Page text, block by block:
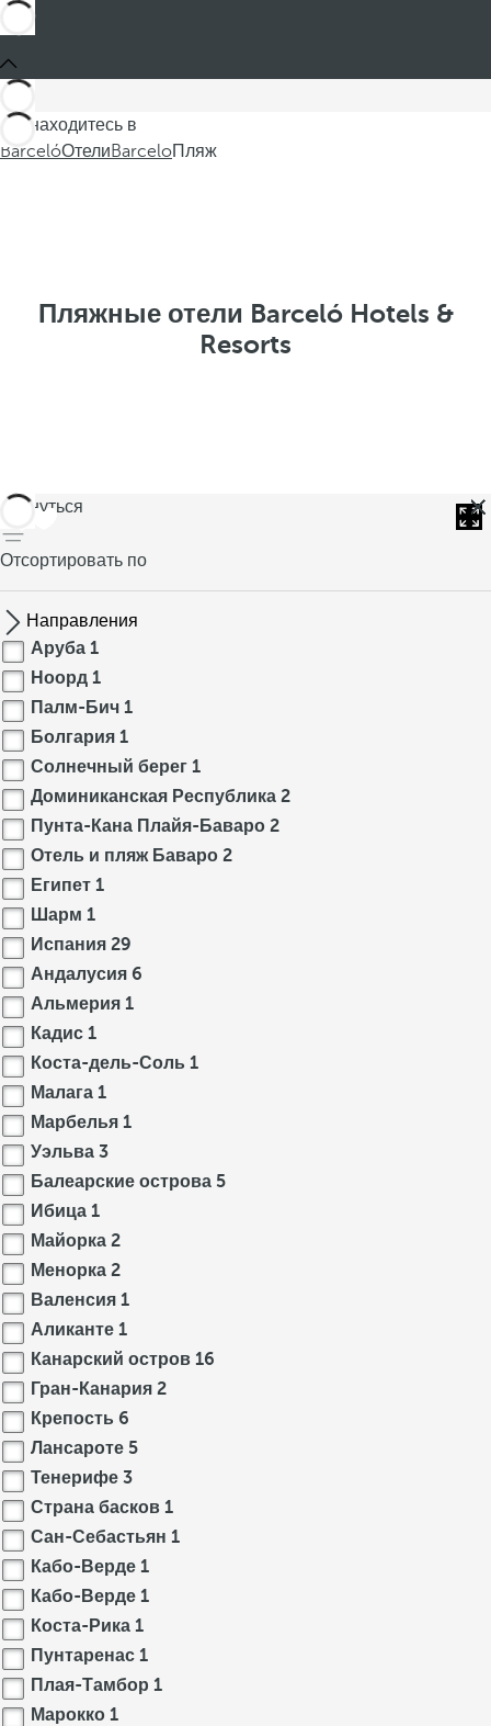
Вы находитесь в
BarcelóОтелиBarceloПляж
Пляжные отели Barceló Hotels &
Resorts
вернуться
Отсортировать по
Направления
Аруба 1
Ноорд 1
Палм-Бич 1
Болгария 1
Солнечный берег 1
Доминиканская Республика 2
Пунта-Кана Плайя-Баваро 2
Отель и пляж Баваро 2
Египет 1
Шарм 1
Испания 29
Андалусия 6
Альмерия 1
Кадис 1
Коста-дель-Соль 1
Малага 1
Марбелья 1
Уэльва 3
Балеарские острова 5
Ибица 1
Майорка 2
Менорка 2
Валенсия 1
Аликанте 1
Канарский остров 16
Гран-Канария 2
Крепость 6
Лансароте 5
Тенерифе 3
Страна басков 1
Сан-Себастьян 1
Кабо-Верде 1
Кабо-Верде 1
Коста-Рика 1
Пунтаренас 1
Плая-Тамбор 1
Марокко 1